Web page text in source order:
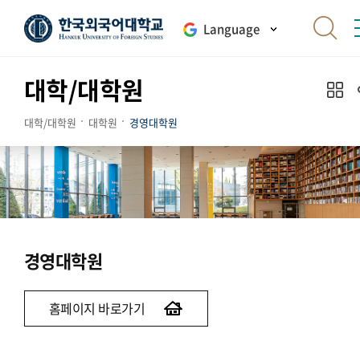
Language
대학/대학원
대학/대학원 대학원 경영대학원
경영대학원
홈페이지 바로가기